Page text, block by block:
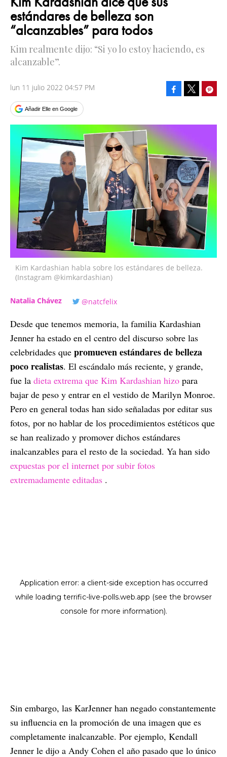
estándares de belleza son
“alcanzables” para todos
Kim realmente dijo: “Si yo lo estoy haciendo, es
alcanzable”.
lun 11 julio 2022 04:57 PM
Añadir Elle en Google
Facebook
Kim Kardashian habla sobre los estándares de belleza.
(Instagram @kimkardashian)
Natalia Chávez @natcfelix
Desde que tenemos memoria, la familia Kardashian
Jenner ha estado en el centro del discurso sobre las
celebridades que promueven estándares de belleza
poco realistas. El escándalo más reciente, y grande,
fue la dieta extrema que Kim Kardashian hizo para
bajar de peso y entrar en el vestido de Marilyn Monroe.
Pero en general todas han sido señaladas por editar sus
fotos, por no hablar de los procedimientos estéticos que
se han realizado y promover dichos estándares
inalcanzables para el resto de la sociedad. Ya han sido
expuestas por el internet por subir fotos
extremadamente editadas .
Sin embargo, las KarJenner han negado constantemente
su influencia en la promoción de una imagen que es
completamente inalcanzable. Por ejemplo, Kendall
Jenner le dijo a Andy Cohen el año pasado que lo único